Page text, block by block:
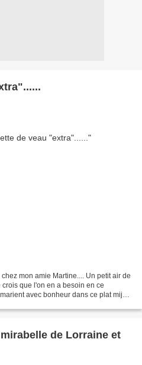
mon amie Martine.... Un petit air de
que l'on en a besoin en ce
avec bonheur dans ce plat mijoté
de Lorraine et